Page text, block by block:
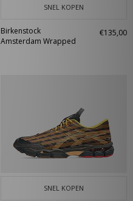
SNEL KOPEN
Birkenstock
Amsterdam Wrapped
€135,00
SNEL KOPEN